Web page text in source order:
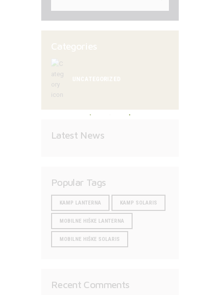
Latest News
Popular Tags
KAMP LANTERNA KAMP SOLARIS
MOBILNE HIŠKE LANTERNA
MOBILNE HIŠKE SOLARIS
Recent Comments